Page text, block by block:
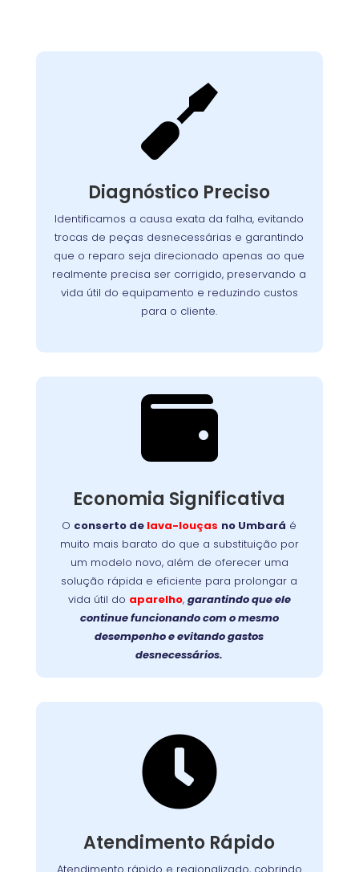

Diagnóstico Preciso
Identificamos a causa exata da falha, evitando
trocas de peças desnecessárias e garantindo
que o reparo seja direcionado apenas ao que
realmente precisa ser corrigido, preservando a
vida útil do equipamento e reduzindo custos
para o cliente.
Avaliação Técnica
Detalhada
Nosso processo detalhado garante que cada
com atenção. Utilizamos equipamentos de
a origem dos problemas.
Assim, evitamos
reparos desnecessários, preservamos a vida útil
do aparelho e asseguramos que o cliente
pague apenas pelo que realmente precisa ser
corrigido.

Economia Significativa
O conserto de lava-louças no Umbará é
muito mais barato do que a substituição por
um modelo novo, além de oferecer uma
solução rápida e eficiente para prolongar a
vida útil do aparelho, garantindo que ele
continue funcionando com o mesmo
desempenho e evitando gastos
desnecessários.
Custo-Benefício
Garantido
Recuperar o desempenho do seu
equipamento é simples e rápido. O
conserto
de
lava-louças
no Umbará
garante mais
durabilidade, evita trocas caras e devolve a
eficiência original ao seu aparelho.
Faça a
escolha inteligente:
prolongue a vida útil da
sua lava-louças com um reparo profissional e
de qualidade!

Atendimento Rápido
Suporte Ágil e Eficiente
Com equipes preparadas e logística eficiente,
chegamos até você com agilidade, em
região metropolitana
atendimento é planejado para solucionar o
problema no menor tempo possível,